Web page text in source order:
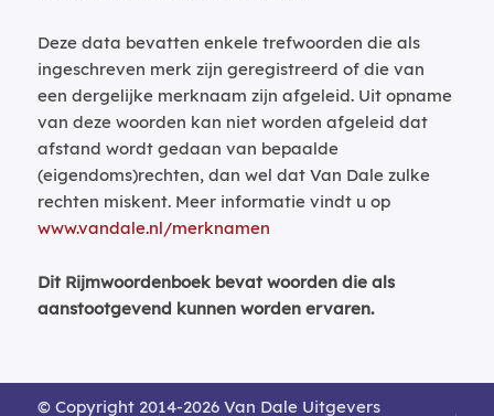
Deze data bevatten enkele trefwoorden die als
ingeschreven merk zijn geregistreerd of die van
een dergelijke merknaam zijn afgeleid. Uit opname
van deze woorden kan niet worden afgeleid dat
afstand wordt gedaan van bepaalde
(eigendoms)rechten, dan wel dat Van Dale zulke
rechten miskent. Meer informatie vindt u op
www.vandale.nl/merknamen
Dit Rijmwoordenboek bevat woorden die als
aanstootgevend kunnen worden ervaren.
© Copyright 2014-2026 Van Dale Uitgevers